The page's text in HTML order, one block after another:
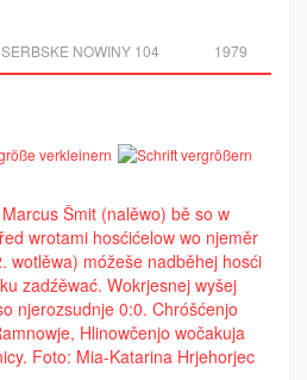
1979
SERBSKE NOWINY 104